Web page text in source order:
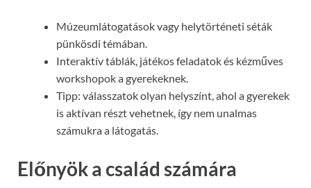
Múzeumlátogatások vagy helytörténeti séták
pünkösdi témában.
Interaktív táblák, játékos feladatok és kézműves
workshopok a gyerekeknek.
Tipp: válasszatok olyan helyszínt, ahol a gyerekek
is aktívan részt vehetnek, így nem unalmas
számukra a látogatás.
Előnyök a család számára